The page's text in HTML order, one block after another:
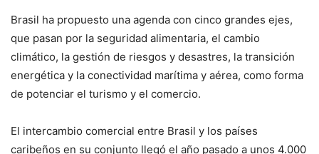
Brasil ha propuesto una agenda con cinco grandes ejes,
que pasan por la seguridad alimentaria, el cambio
climático, la gestión de riesgos y desastres, la transición
energética y la conectividad marítima y aérea, como forma
de potenciar el turismo y el comercio.
El intercambio comercial entre Brasil y los países
caribeños en su conjunto llegó el año pasado a unos 4.000